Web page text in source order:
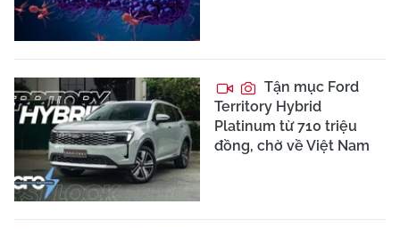
Tận mục Ford
Territory Hybrid
Platinum từ 710 triệu
đồng, chờ về Việt Nam